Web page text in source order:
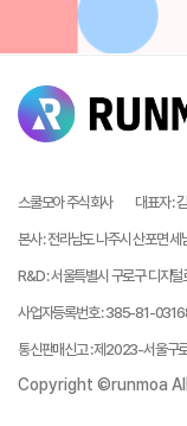
스쿨모아 주식회사 대표자:
본사:전라남도 나주시 산포면
R&D:서울특별시 구로구 디지
사업자등록번호:385-81-
통신판매신고:제2023-서울구
Copyright ©runmoa